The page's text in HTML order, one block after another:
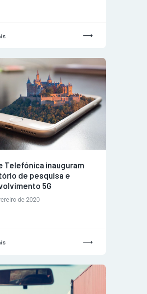
Telefónica inauguram
de pesquisa e
5G
de 2020